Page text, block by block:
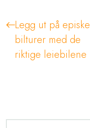
Legg ut på episke
bilturer med de
riktige leiebilene